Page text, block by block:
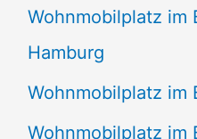
Wohnmobilplatz im
Hamburg
Wohnmobilplatz im
Wohnmobilplatz im